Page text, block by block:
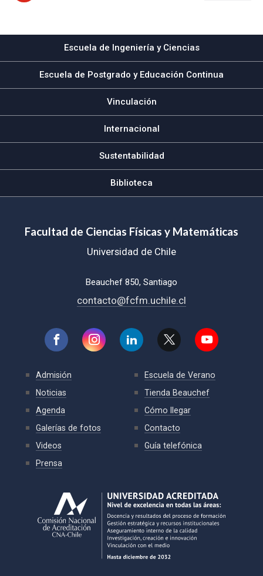
Escuela de Ingeniería y Ciencias
Escuela de Postgrado y Educación Continua
Vinculación
Internacional
Sustentabilidad
Biblioteca
Facultad de Ciencias Físicas y Matemáticas
Universidad de Chile
Beauchef 850, Santiago
contacto@fcfm.uchile.cl
Admisión
Noticias
Agenda
Galerías de fotos
Videos
Prensa
Escuela de Verano
Tienda Beauchef
Cómo llegar
Contacto
Guía telefónica